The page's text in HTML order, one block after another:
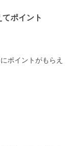
ポイント
ポイントがもらえ